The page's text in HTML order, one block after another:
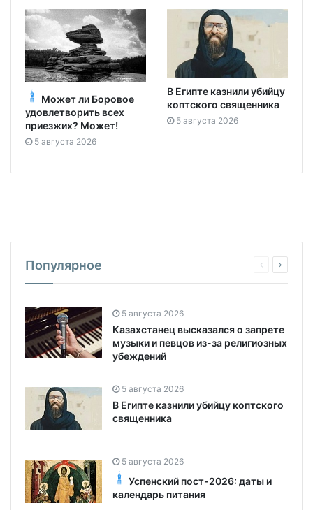
Может ли Боровое
удовлетворить всех
приезжих? Может!
5 августа 2026
В Египте казнили убийцу
коптского священника
5 августа 2026
Популярное
5 августа 2026
Казахстанец высказался о запрете
музыки и певцов из-за религиозных
убеждений
5 августа 2026
В Египте казнили убийцу коптского
священника
5 августа 2026
Успенский пост-2026: даты и
календарь питания